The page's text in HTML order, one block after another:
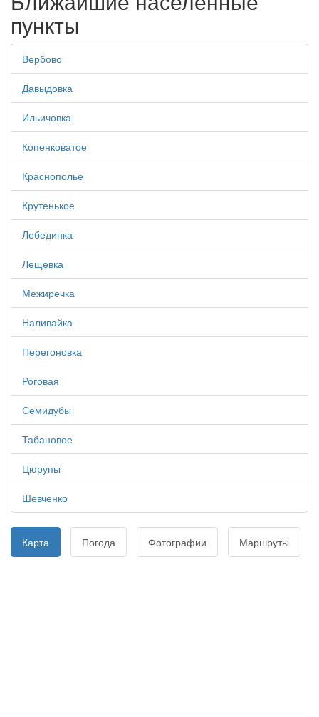
пункты
Вербово
Давыдовка
Ильичовка
Копенковатое
Краснополье
Крутенькое
Лебединка
Лещевка
Межиречка
Наливайка
Перегоновка
Роговая
Семидубы
Табановое
Цюрупы
Шевченко
Карта Погода Фотографии Маршруты